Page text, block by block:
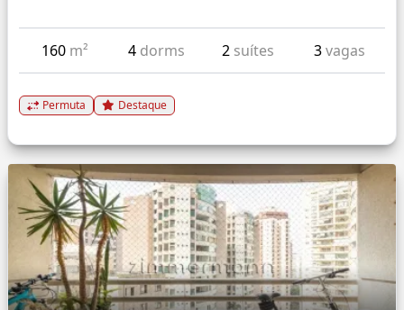
160 m² 4 dorms 2 suítes 3vagas
Permuta Destaque